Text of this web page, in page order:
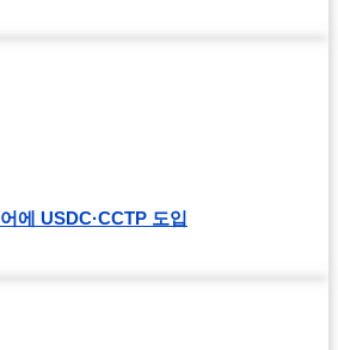
에 USDC·CCTP 도입